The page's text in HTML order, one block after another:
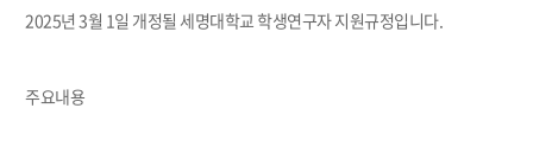
2025년 3월 1일 개정될 세명대학교 학생연구자 지원규정입니다.
주요내용